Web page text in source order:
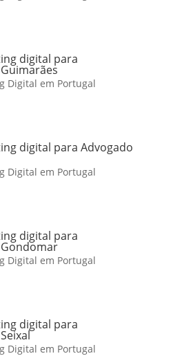
digital para
Digital em Portugal
digital para Advogado
Digital em Portugal
digital para
Digital em Portugal
digital para
Digital em Portugal